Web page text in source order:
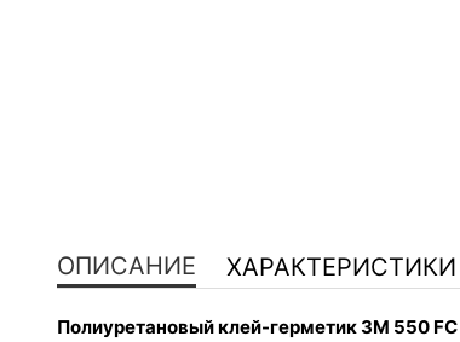
ОПИСАНИЕ ХАРАКТЕРИСТИКИ
Полиуретановый клей-герметик 3M 550 FC